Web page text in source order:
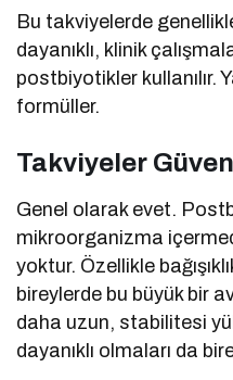
Bu takviyelerde
dayanıklı, klinik
postbiyotikler kullanılır.
formüller.
Takviyeler
Genel olarak evet.
mikroorganizma
yoktur. Özellikle
bireylerde bu büyük bir
daha uzun, stabilitesi
dayanıklı olmaları da